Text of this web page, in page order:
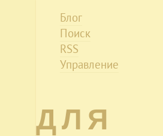
Блог
Поиск
RSS
Управление
ДЛЯ